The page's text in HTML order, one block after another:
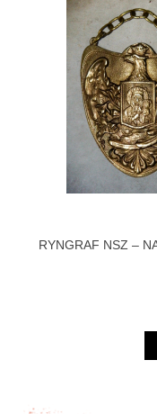
RYNGRAF NSZ –